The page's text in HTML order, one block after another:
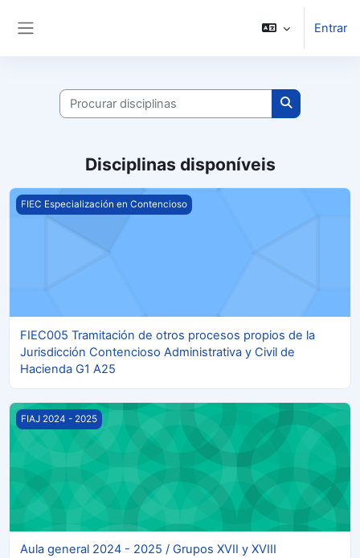
Entrar
Procurar disciplinas
Procurar
Disciplinas disponíveis
FIEC005 Tramitación de otros procesos propios de la
FIEC Especialización en Contencioso
FIEC005 Tramitación de otros procesos propios de la
Jurisdicción Contencioso Administrativa y Civil de
Hacienda G1 A25
Aula general 2024 - 2025 / Grupos XVII y XVIII
FIAJ 2024 - 2025
Aula general 2024 - 2025 / Grupos XVII y XVIII